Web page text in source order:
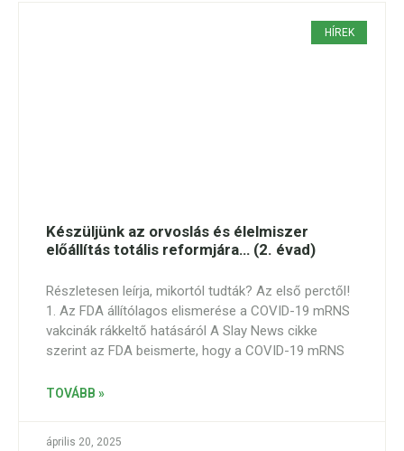
HÍREK
Készüljünk az orvoslás és élelmiszer
előállítás totális reformjára… (2. évad)
Részletesen leírja, mikortól tudták? Az első perctől!
1. Az FDA állítólagos elismerése a COVID-19 mRNS
vakcinák rákkeltő hatásáról A Slay News cikke
szerint az FDA beismerte, hogy a COVID-19 mRNS
TOVÁBB »
április 20, 2025